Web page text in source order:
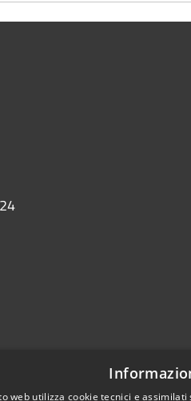
web utilizza cookie tecnici e